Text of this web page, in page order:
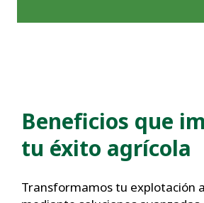
Beneficios que
tu éxito agrícola
Transformamos tu explotación